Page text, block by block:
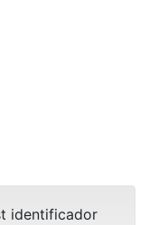
identificador